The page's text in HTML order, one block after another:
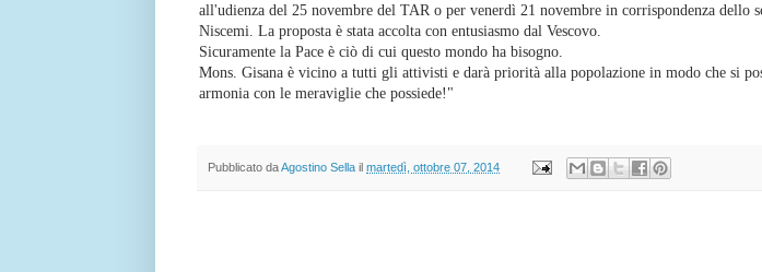
all'udienza del 25 novembre del TAR o per venerdì 21 novembre in corrispondenza dello
Niscemi. La proposta è stata accolta con entusiasmo dal Vescovo.
Sicuramente la Pace è ciò di cui questo mondo ha bisogno.
Mons. Gisana è vicino a tutti gli attivisti e darà priorità alla popolazione in modo che si
armonia con le meraviglie che possiede!"
Pubblicato daAgostino Sella il martedì, ottobre 07, 2014